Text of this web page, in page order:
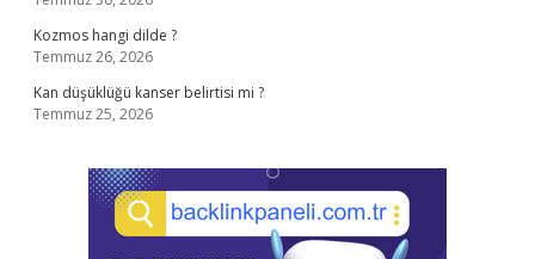
Kozmos hangi dilde ?
Temmuz 26, 2026
Kan düşüklüğü kanser belirtisi mi ?
Temmuz 25, 2026